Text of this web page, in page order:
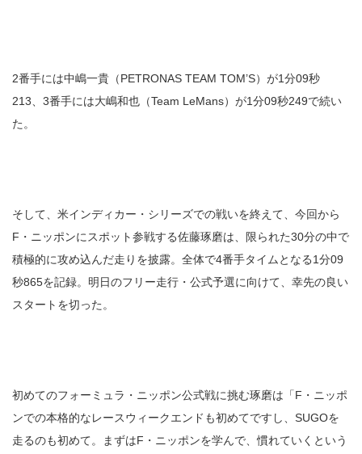
2番手には中嶋一貴（PETRONAS TEAM TOM’S）が1分09秒
213、3番手には大嶋和也（Team LeMans）が1分09秒249で続い
た。
そして、米インディカー・シリーズでの戦いを終えて、今回から
F・ニッポンにスポット参戦する佐藤琢磨は、限られた30分の中で
積極的に攻め込んだ走りを披露。全体で4番手タイムとなる1分09
秒865を記録。明日のフリー走行・公式予選に向けて、幸先の良い
スタートを切った。
初めてのフォーミュラ・ニッポン公式戦に挑む琢磨は「F・ニッポ
ンでの本格的なレースウィークエンドも初めてですし、SUGOを
走るのも初めて。まずはF・ニッポンを学んで、慣れていくという